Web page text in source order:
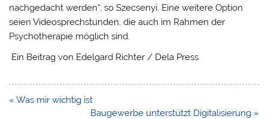
nachgedacht werden“, so Szecsenyi. Eine weitere Option
seien Videosprechstunden, die auch im Rahmen der
Psychotherapie möglich sind.
Ein Beitrag von Edelgard Richter / Dela Press
Beitragsnavigation
« Was mir wichtig ist
Baugewerbe unterstützt Digitalisierung »